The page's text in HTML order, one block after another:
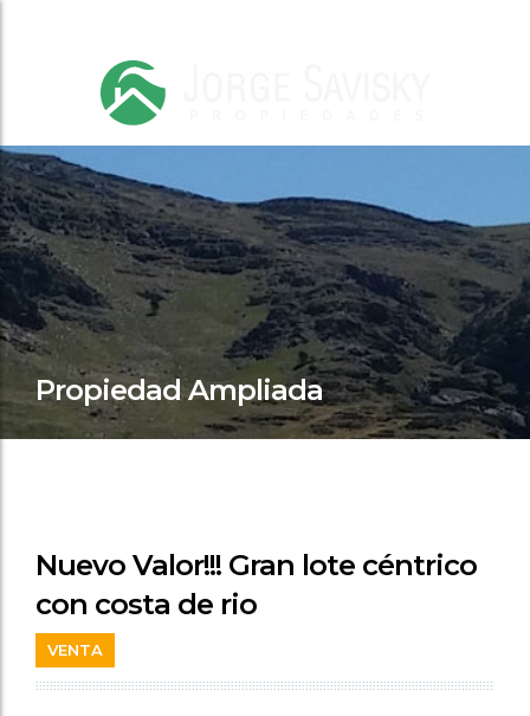
Propiedad Ampliada
Nuevo Valor!!! Gran lote céntrico
con costa de rio
VENTA